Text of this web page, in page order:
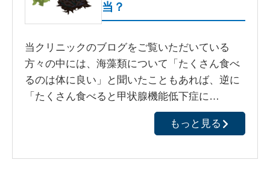
当？
当クリニックのブログをご覧いただいている
方々の中には、海藻類について「たくさん食べ
るのは体に良い」と聞いたこともあれば、逆に
「たくさん食べると甲状腺機能低下症に…
もっと見る